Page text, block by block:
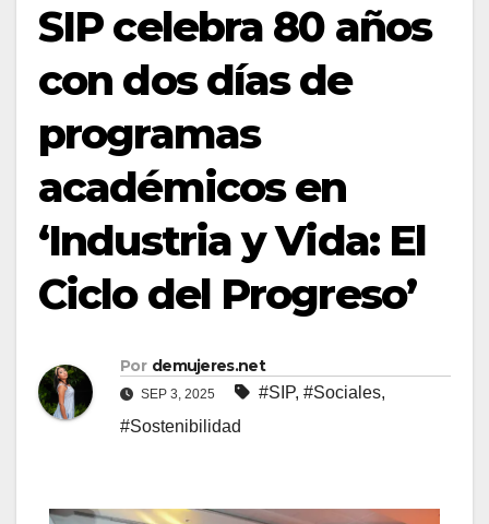
SIP celebra 80 años
con dos días de
programas
académicos en
‘Industria y Vida: El
Ciclo del Progreso’
Por demujeres.net
SEP 3, 2025 #SIP, #Sociales,
#Sostenibilidad